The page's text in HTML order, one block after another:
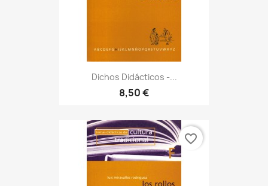
Dichos Didácticos -...
8,50 €
favorite_border